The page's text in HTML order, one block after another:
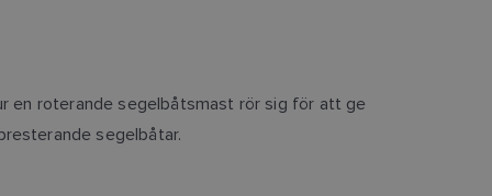
en roterande segelbåtsmast rör sig för att ge
segelbåtar.